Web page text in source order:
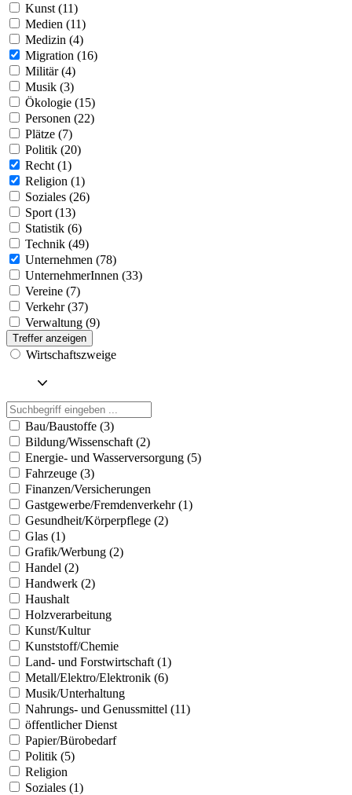
Kunst (11)
Medien (11)
Medizin (4)
Migration (16)
Militär (4)
Musik (3)
Ökologie (15)
Personen (22)
Plätze (7)
Politik (20)
Recht (1)
Religion (1)
Soziales (26)
Sport (13)
Statistik (6)
Technik (49)
Unternehmen (78)
UnternehmerInnen (33)
Vereine (7)
Verkehr (37)
Verwaltung (9)
Treffer anzeigen
Wirtschaftszweige
Bau/Baustoffe (3)
Bildung/Wissenschaft (2)
Energie- und Wasserversorgung (5)
Fahrzeuge (3)
Finanzen/Versicherungen
Gastgewerbe/Fremdenverkehr (1)
Gesundheit/Körperpflege (2)
Glas (1)
Grafik/Werbung (2)
Handel (2)
Handwerk (2)
Haushalt
Holzverarbeitung
Kunst/Kultur
Kunststoff/Chemie
Land- und Forstwirtschaft (1)
Metall/Elektro/Elektronik (6)
Musik/Unterhaltung
Nahrungs- und Genussmittel (11)
öffentlicher Dienst
Papier/Bürobedarf
Politik (5)
Religion
Soziales (1)